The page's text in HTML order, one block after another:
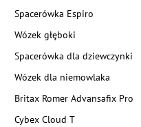
Spacerówka Espiro
Wózek głęboki
Spacerówka dla dziewczynki
Wózek dla niemowlaka
Britax Romer Advansafix Pro
Cybex Cloud T